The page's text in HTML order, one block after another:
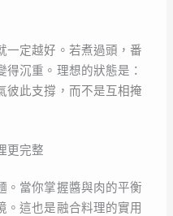
一定越好。若煮過頭，番
沉重。理想的狀態是：
彼此支撐，而不是互相掩
更完整
。當你掌握醬與肉的平衡
。這也是融合料理的實用